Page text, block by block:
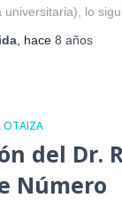
lo
, hace 8 años
OTAIZA
del Dr.
Número